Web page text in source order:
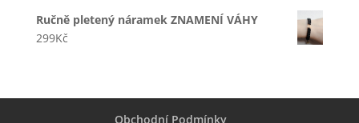
Ručně pletený náramek ZNAMENÍ VÁHY
299Kč
Obchodní Podmínky